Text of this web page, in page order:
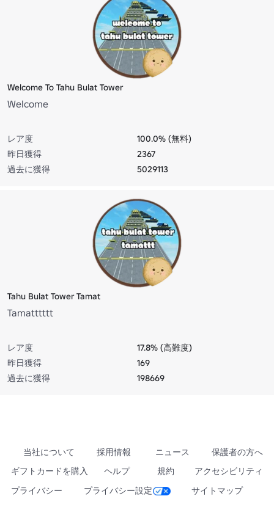
Welcome To Tahu Bulat Tower
Welcome
レア度
100.0% (無料)
昨日獲得
2367
過去に獲得
5029113
Tahu Bulat Tower Tamat
Tamatttttt
レア度
17.8% (高難度)
昨日獲得
169
過去に獲得
198669
当社について 採用情報 ニュース
保護者の方へ
ギフトカードを購入
ヘルプ 規約
アクセシビリティ
プライバシー
プライバシー設定 サイトマップ